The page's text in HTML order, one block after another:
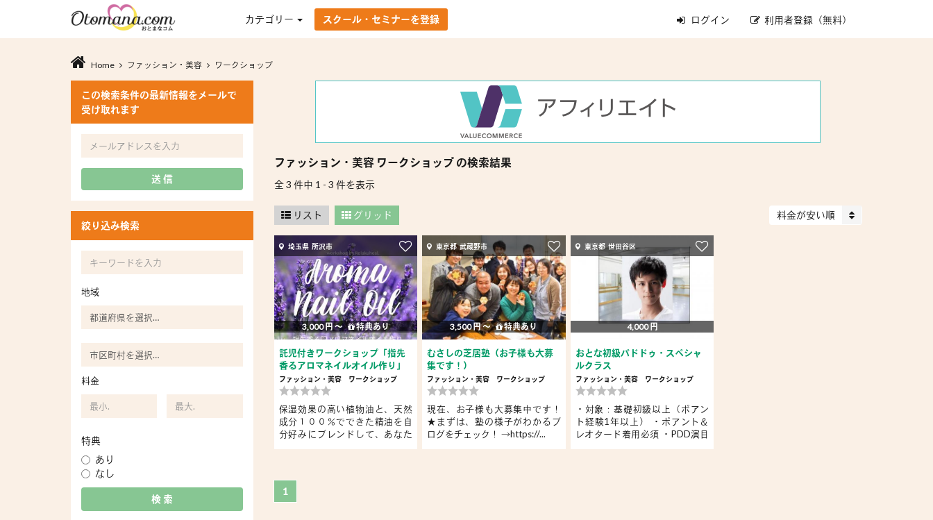
カテゴリー スクール・セミナーを登録 ログイン 利用者登録（無料）
Home ファッション・美容 ワークショップ
この検索条件の最新情報をメールで
受け取れます
送 信
絞り込み検索
地域
料金
特典
あり
なし
検 索
ファッション・美容 ワークショップ の検索結果
全 3 件中 1 - 3 件を表示
リスト グリッド 料金が安い順
埼玉県 所沢市
3,000 円 〜 特典あり
託児付きワークショップ「指先
香るアロマネイルオイル作り」
i...
ファッション・美容 ワークショップ
保湿効果の高い植物油と、天然
成分１００％でできた精油を自
分好みにブレンドして、あなた
東京都 武蔵野市
3,500 円 〜 特典あり
むさしの芝居塾（お子様も大募
集です！）
ファッション・美容 ワークショップ
現在、お子様も大募集中です！
★まずは、塾の様子がわかるブ
ログをチェック！ →https://...
東京都 世田谷区
4,000 円
おとな初級パドドゥ・スペシャ
ルクラス
ファッション・美容 ワークショップ
・対象：基礎初級以上（ポアン
ト経験1年以上） ・ポアント＆
レオタード着用必須 ・PDD演目
1